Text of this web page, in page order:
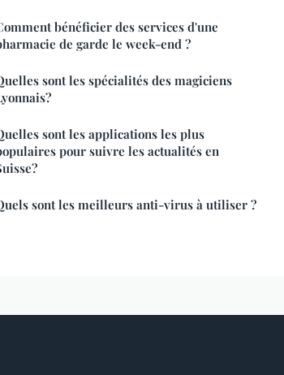
bénéficier des services d'une
de garde le week-end ?
sont les spécialités des magiciens
sont les applications les plus
pour suivre les actualités en
sont les meilleurs anti-virus à utiliser ?